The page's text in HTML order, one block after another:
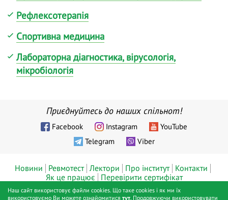
Рефлексотерапія
Спортивна медицина
Лабораторна діагностика, вірусологія,
мікробіологія
Приєднуйтесь до наших спільнот!
Facebook Instagram
YouTube
Telegram
Viber
Новини Ревмотест Лектори Про інститут Контакти
Як це працює
Перевірити сертифікат
© ТОВ «Діджитал хелс», Інститут ревматології™, Київ, 2019 - 2026
Наш сайт використовує файли cookies. Що таке cookies і як ми їх
використовуємо Ви можете ознайомитися тут. Продовжуючи використовувати